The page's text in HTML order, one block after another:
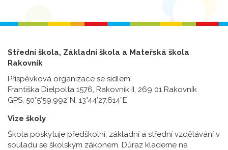
Střední škola, Základní škola a Mateřská škola
Rakovník
Příspěvková organizace se sídlem:
Františka Dielpolta 1576, Rakovník II, 269 01 Rakovník
GPS: 50°5’59.992”N, 13°44’27.614”E
Vize školy
Škola poskytuje předškolní, základní a střední vzdělávání v
souladu se školským zákonem. Důraz klademe na